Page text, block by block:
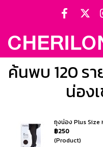
ค้นพบ 120 ร
น่อง
ถุงน่อง Plus Size
฿250
(Product)